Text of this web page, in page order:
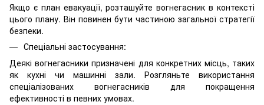
Якщо є план евакуації, розташуйте вогнегасник в контексті
цього плану. Він повинен бути частиною загальної стратегії
безпеки.
Спеціальні застосування:
Деякі вогнегасники призначені для конкретних місць, таких
як кухні чи машинні зали. Розгляньте використання
спеціалізованих вогнегасників для покращення
ефективності в певних умовах.